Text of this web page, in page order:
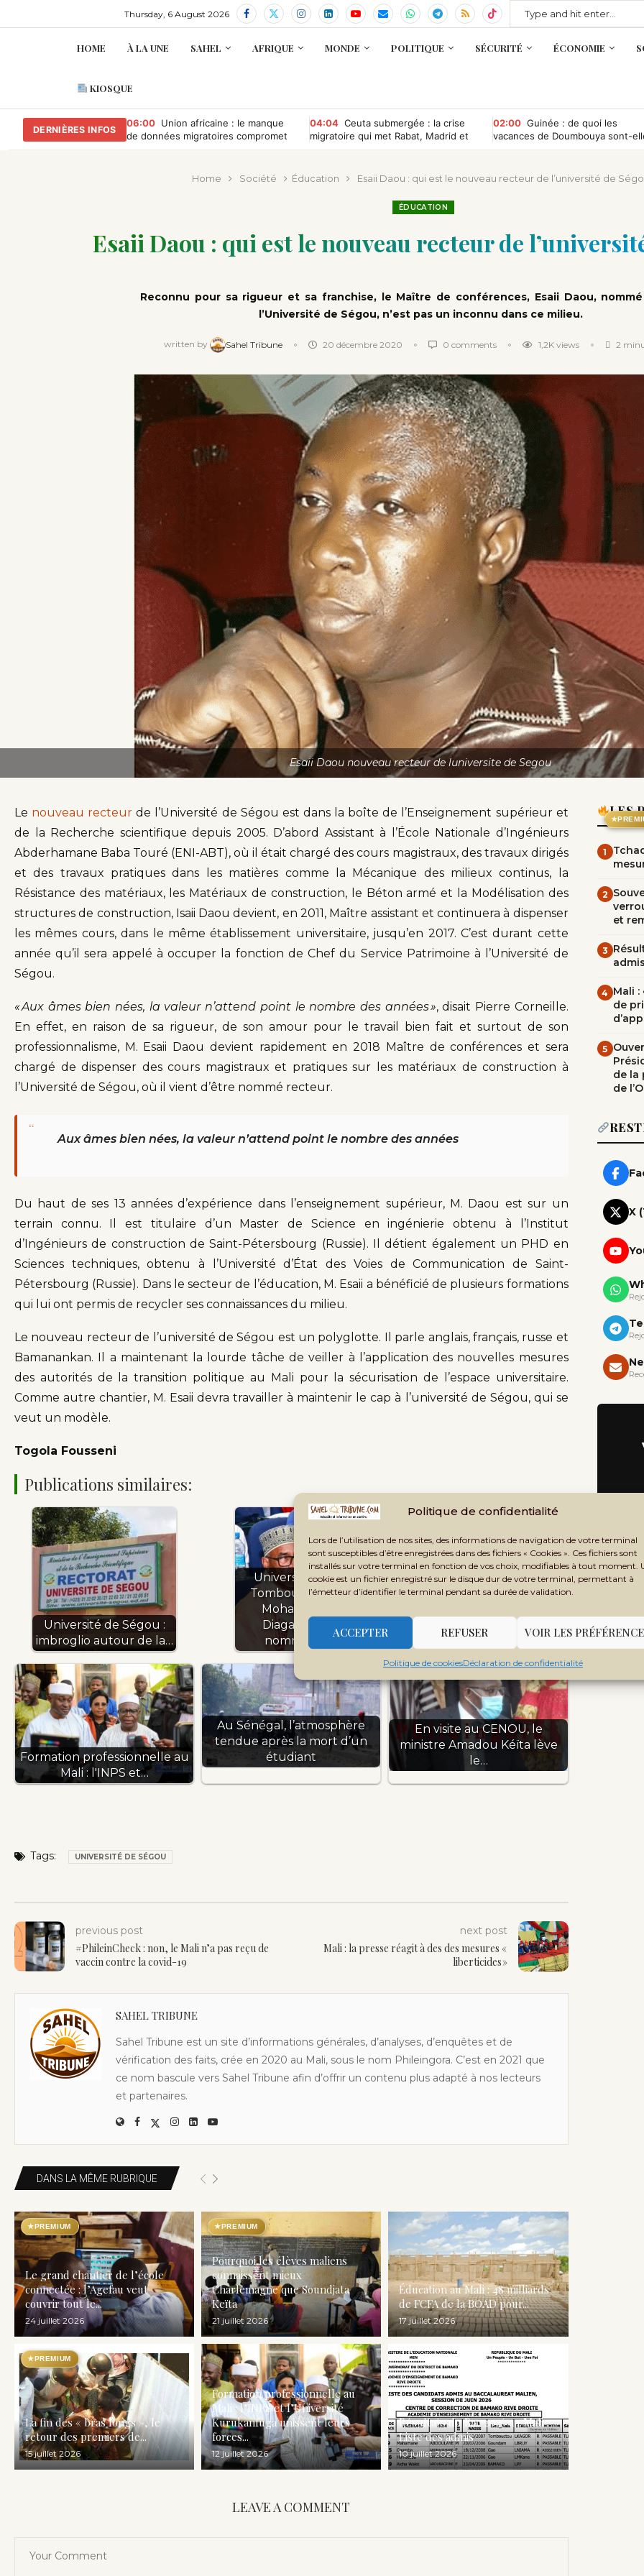
Politique de confidentialité
Lors de l’utilisation de nos sites, des informations de navigation de votre terminal
sont susceptibles d’être enregistrées dans des fichiers « Cookies ». Ces fichiers sont
installés sur votre terminal en fonction de vos choix, modifiables à tout moment.
cookie est un fichier enregistré sur le disque dur de votre terminal, permettant à
l’émetteur d’identifier le terminal pendant sa durée de validation.
ACCEPTER REFUSER VOIR LES
Politique de cookiesDéclaration de confidentialité
Thursday, 6 August 2026
HOME À LA UNE SAHEL AFRIQUE MONDE POLITIQUE SÉCURITÉ ÉCONOMIE
KIOSQUE
DERNIÈRES INFOS
06:00 Union africaine : le manque
de données migratoires compromet
04:04 Ceuta submergée : la crise
migratoire qui met Rabat, Madrid et
02:00 Guinée : de quoi les
vacances de Doumbouya sont-
Home Société Éducation Esaii Daou : qui est le nouveau recteur de l’université de
ÉDUCATION
Esaii Daou : qui est le nouveau recteur de
Reconnu pour sa rigueur et sa franchise, le Maître de conférences, Esaii Daou,
l’Université de Ségou, n’est pas un inconnu dans ce milieu.
written by Sahel Tribune 20 décembre 2020 0 comments 1,2Kviews 2
Esaii Daou nouveau recteur de luniversite de Segou
Le nouveau recteur de l’Université de Ségou est dans la boîte de l’Enseignement supérieur et
de la Recherche scientifique depuis 2005. D’abord Assistant à l’École Nationale d’Ingénieurs
Abderhamane Baba Touré (ENI-ABT), où il était chargé des cours magistraux, des travaux dirigés
et des travaux pratiques dans les matières comme la Mécanique des milieux continus, la
Résistance des matériaux, les Matériaux de construction, le Béton armé et la Modélisation des
structures de construction, Isaii Daou devient, en 2011, Maître assistant et continuera à dispenser
les mêmes cours, dans le même établissement universitaire, jusqu’en 2017. C’est durant cette
année qu’il sera appelé à occuper la fonction de Chef du Service Patrimoine à l’Université de
Ségou.
«Aux âmes bien nées, la valeur n’attend point le nombre des années », disait Pierre Corneille.
En effet, en raison de sa rigueur, de son amour pour le travail bien fait et surtout de son
professionnalisme, M. Esaii Daou devient rapidement en 2018 Maître de conférences et sera
chargé de dispenser des cours magistraux et pratiques sur les matériaux de construction à
l’Université de Ségou, où il vient d’être nommé recteur.
“
Aux âmes bien nées, la valeur n’attend point le nombre des années
Du haut de ses 13 années d’expérience dans l’enseignement supérieur, M. Daou est sur un
terrain connu. Il est titulaire d’un Master de Science en ingénierie obtenu à l’Institut
d’Ingénieurs de construction de Saint-Pétersbourg (Russie). Il détient également un PHD en
Sciences techniques, obtenu à l’Université d’État des Voies de Communication de Saint-
Pétersbourg (Russie). Dans le secteur de l’éducation, M. Esaii a bénéficié de plusieurs formations
qui lui ont permis de recycler ses connaissances du milieu.
Le nouveau recteur de l’université de Ségou est un polyglotte. Il parle anglais, français, russe et
Bamanankan. Il a maintenant la lourde tâche de veiller à l’application des nouvelles mesures
des autorités de la transition politique au Mali pour la sécurisation de l’espace universitaire.
Comme autre chantier, M. Esaii devra travailler à maintenir le cap à l’université de Ségou, qui se
veut un modèle.
Togola Fousseni
Publications similaires:
Université de Ségou :
imbroglio autour de la…
Université de
Tombouctou :
Mohamed
Diagayété
nommé…
Ministère de l’Enseignement
supérieur et de la…
Formation professionnelle au
Mali : l'INPS et…
Au Sénégal, l’atmosphère
tendue après la mort d’un
étudiant
En visite au CENOU, le
ministre Amadou Kéïta lève
le…
Tags: UNIVERSITÉ DE SÉGOU
previous post
#PhileinCheck : non, le Mali n’a pas reçu de
vaccin contre la covid-19
next post
Mali : la presse réagit à des des mesures «
liberticides »
SAHEL TRIBUNE
Sahel Tribune est un site d’informations générales, d’analyses, d’enquêtes et de
vérification des faits, crée en 2020 au Mali, sous le nom Phileingora. C’est en 2021 que
ce nom bascule vers Sahel Tribune afin d’offrir un contenu plus adapté à nos lecteurs
et partenaires.
DANS LA MÊME RUBRIQUE
★PREMIUM
Le grand chantier de l’école
connectée : l’Agefau veut
couvrir tout le...
24 juillet 2026
★PREMIUM
Pourquoi les élèves maliens
connaissent mieux
Charlemagne que Soundjata
Keïta
21 juillet 2026
Éducation au Mali : 48 milliards
de FCFA de la BOAD pour...
17 juillet 2026
★ PREMIUM
La fin des « bras longs », le
retour des premiers de...
15 juillet 2026
Formation professionnelle au
Mali : l’INPS et l’Université
Kurukanfuga unissent leurs
forces...
12 juillet 2026
Résultats du Bac 2026 au Mali :
Liste des admis
10 juillet 2026
LEAVE A COMMENT
★
LES
1
2
et
3
4 Mali :
de
5
de la
de
X